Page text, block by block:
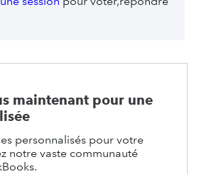
maintenant pour une
personnalisés pour votre
notre vaste communauté